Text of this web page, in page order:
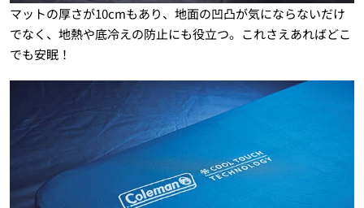
マットの厚さが10cmもあり、地面の凹凸が気にならないだけ
でなく、地熱や底冷えの防止にも役立つ。これさえあればどこ
でも安眠！